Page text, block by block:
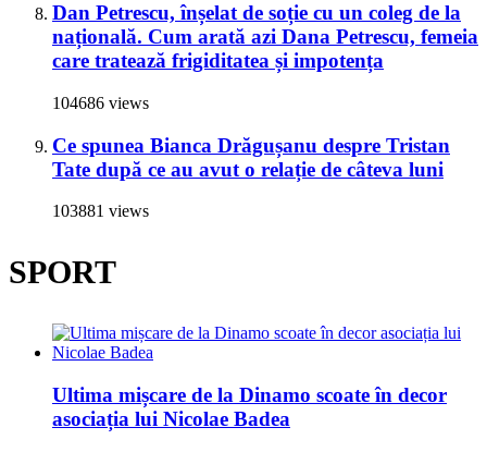
Dan Petrescu, înșelat de soție cu un coleg de la
națională. Cum arată azi Dana Petrescu, femeia
care tratează frigiditatea și impotența
104686 views
Ce spunea Bianca Drăgușanu despre Tristan
Tate după ce au avut o relație de câteva luni
103881 views
SPORT
Ultima mișcare de la Dinamo scoate în decor
asociația lui Nicolae Badea